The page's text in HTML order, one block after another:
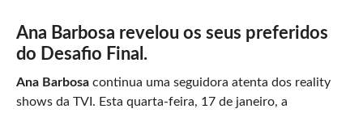
Ana Barbosa revelou os seus preferidos
do Desafio Final.
Ana Barbosa continua uma seguidora atenta dos reality
shows da TVI. Esta quarta-feira, 17 de janeiro, a